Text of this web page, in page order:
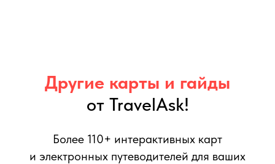
Другие карты и гайды
от TravelAsk!
Более 110+ интерактивных карт
и электронных путеводителей для ваших